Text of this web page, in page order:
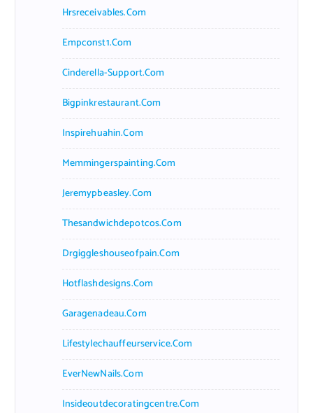
Hrsreceivables.com
Empconst1.com
Cinderella-Support.com
Bigpinkrestaurant.com
Inspirehuahin.com
Memmingerspainting.com
Jeremypbeasley.com
Thesandwichdepotcos.com
Drgiggleshouseofpain.com
Hotflashdesigns.com
Garagenadeau.com
Lifestylechauffeurservice.com
EverNewNails.com
Insideoutdecoratingcentre.com